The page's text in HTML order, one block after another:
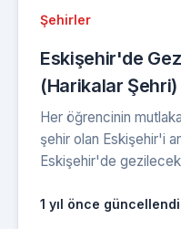
Şehirler
Eskişehir'de
(Harikalar Şehri)
Her öğrencinin
şehir olan Eskişehir'i
Eskişehir'de
1 yıl önce güncellendi